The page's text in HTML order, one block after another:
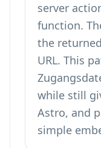
server
function.
the
URL. This
while still
Astro, and
simple